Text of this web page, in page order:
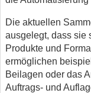
Die aktuellen
ausgelegt, dass sie
Produkte und
ermöglichen
Beilagen oder das
Auftrags- und